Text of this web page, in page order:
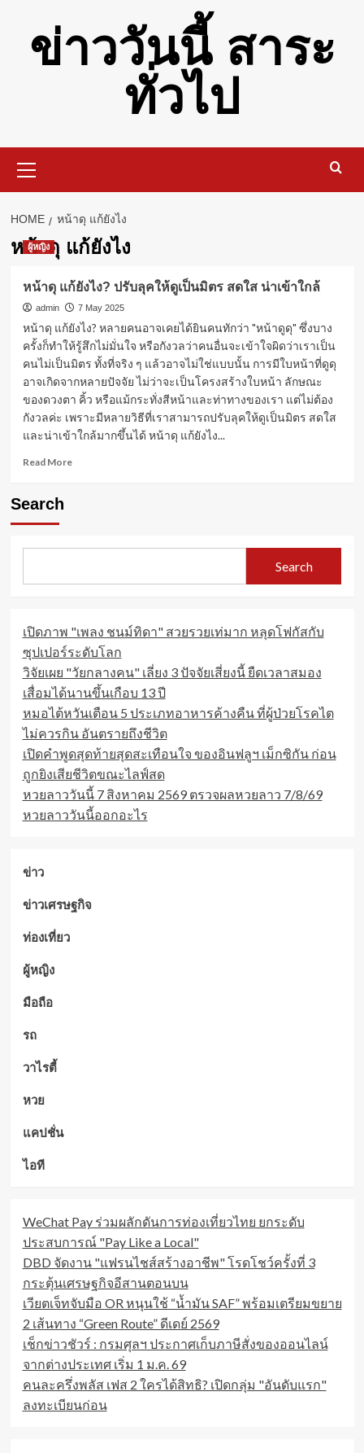
contentข่าววันนี้ สาระ
ทั่วไป
Menu
HOME หน้าดุ แก้ยังไง
หน้าดุ แก้ยังไง
ผู้หญิง
หน้าดุ แก้ยังไง? ปรับลุคให้ดูเป็นมิตร สดใส น่าเข้าใกล้
admin 7 May 2025
หน้าดุ แก้ยังไง? หลายคนอาจเคยได้ยินคนทักว่า "หน้าดูดุ" ซึ่งบาง
ครั้งก็ทำให้รู้สึกไม่มั่นใจ หรือกังวลว่าคนอื่นจะเข้าใจผิดว่าเราเป็น
คนไม่เป็นมิตร ทั้งที่จริง ๆ แล้วอาจไม่ใช่แบบนั้น การมีใบหน้าที่ดูดุ
อาจเกิดจากหลายปัจจัย ไม่ว่าจะเป็นโครงสร้างใบหน้า ลักษณะ
ของดวงตา คิ้ว หรือแม้กระทั่งสีหน้าและท่าทางของเรา แต่ไม่ต้อง
กังวลค่ะ เพราะมีหลายวิธีที่เราสามารถปรับลุคให้ดูเป็นมิตร สดใส
และน่าเข้าใกล้มากขึ้นได้ หน้าดุ แก้ยังไง...
Read MoreRead
ยัง
ปรับ
ดู
เป็น
มิตร
สดใส
น่า
เข้า
ใกล้
Search
Search
เปิดภาพ "เพลง ชนม์ทิดา" สวยรวยเท่มาก หลุดโฟกัสกับ
ซุปเปอร์ระดับโลก
วิจัยเผย "วัยกลางคน" เลี่ยง 3 ปัจจัยเสี่ยงนี้ ยืดเวลาสมอง
เสื่อมได้นานขึ้นเกือบ 13 ปี
หมอไต้หวันเตือน 5 ประเภทอาหารค้างคืน ที่ผู้ป่วยโรคไต
ไม่ควรกิน อันตรายถึงชีวิต
เปิดคำพูดสุดท้ายสุดสะเทือนใจ ของอินฟลูฯ เม็กซิกัน ก่อน
ถูกยิงเสียชีวิตขณะไลฟ์สด
หวยลาววันนี้ 7 สิงหาคม 2569 ตรวจผลหวยลาว 7/8/69
หวยลาววันนี้ออกอะไร
ข่าว
ข่าวเศรษฐกิจ
ท่องเที่ยว
ผู้หญิง
มือถือ
รถ
วาไรตี้
หวย
แคปชั่น
ไอที
WeChat Pay ร่วมผลักดันการท่องเที่ยวไทย ยกระดับ
ประสบการณ์ "Pay Like a Local"
DBD จัดงาน "แฟรนไชส์สร้างอาชีพ" โรดโชว์ครั้งที่ 3
กระตุ้นเศรษฐกิจอีสานตอนบน
เวียตเจ็ทจับมือ OR หนุนใช้ “น้ำมัน SAF” พร้อมเตรียมขยาย
2 เส้นทาง “Green Route” ดีเดย์ 2569
เช็กข่าวชัวร์ : กรมศุลฯ ประกาศเก็บภาษีสั่งของออนไลน์
จากต่างประเทศ เริ่ม 1 ม.ค. 69
คนละครึ่งพลัส เฟส 2 ใครได้สิทธิ? เปิดกลุ่ม "อันดับแรก"
ลงทะเบียนก่อน